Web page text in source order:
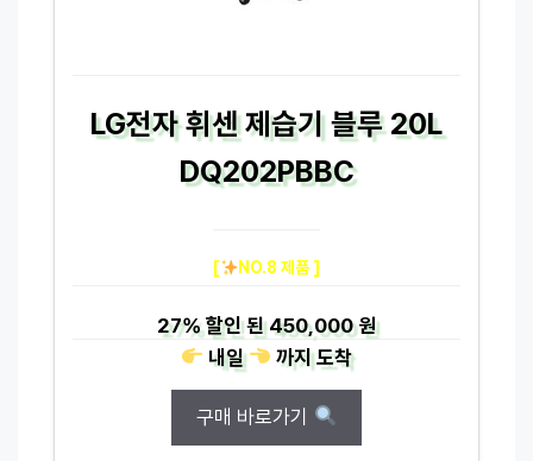
LG전자 휘센 제습기 블루 20L
DQ202PBBC
[ NO.8 제품 ]
27%할인 된450,000 원
내일
까지도착
구매 바로가기